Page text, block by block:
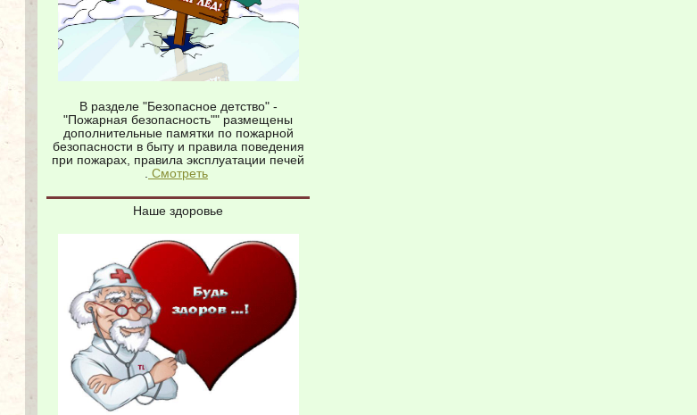
В разделе "Безопасное детство" -
"Пожарная безопасность"" размещены
дополнительные памятки по пожарной
безопасности в быту и правила поведения
при пожарах, правила эксплуатации печей
Смотреть
Наше здоровье